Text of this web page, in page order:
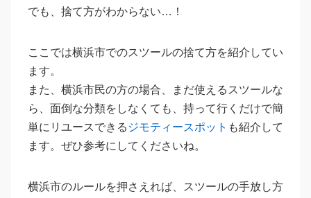
でも、捨て方がわからない…！
ここでは横浜市でのスツールの捨て方を紹介してい
ます。
また、横浜市民の方の場合、まだ使えるスツールな
ら、面倒な分類をしなくても、持って行くだけで簡
単にリユースできる ジモティースポット も紹介して
ます。ぜひ参考にしてくださいね。
横浜市のルールを押さえれば、スツールの手放し方